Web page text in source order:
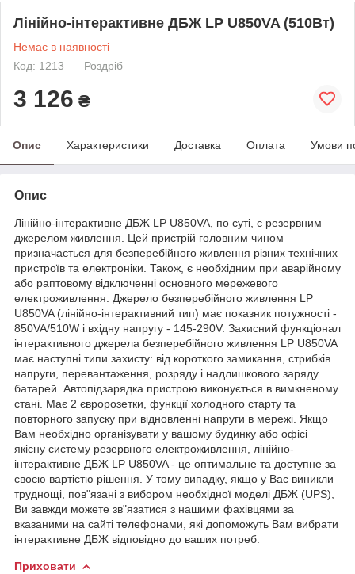
Лінійно-інтерактивне ДБЖ LP U850VA (510Вт)
Немає в наявності
Код: 1213
Роздріб
3 126 ₴
Опис Характеристики Доставка Оплата Умови
Опис
Лінійно-інтерактивне ДБЖ LP U850VA, по суті, є резервним
джерелом живлення. Цей пристрій головним чином
призначається для безперебійного живлення різних технічних
пристроїв та електроніки. Також, є необхідним при аварійному
або раптовому відключенні основного мережевого
електроживлення. Джерело безперебійного живлення LP
U850VA (лінійно-інтерактивний тип) має показник потужності -
850VA/510W і вхідну напругу - 145-290V. Захисний функціонал
інтерактивного джерела безперебійного живлення LP U850VA
має наступні типи захисту: від короткого замикання, стрибків
напруги, перевантаження, розряду і надлишкового заряду
батарей. Автопідзарядка пристрою виконується в вимкненому
стані. Має 2 євророзетки, функції холодного старту та
повторного запуску при відновленні напруги в мережі. Якщо
Вам необхідно організувати у вашому будинку або офісі
якісну систему резервного електроживлення, лінійно-
інтерактивне ДБЖ LP U850VA - це оптимальне та доступне за
своєю вартістю рішення. У тому випадку, якщо у Вас виникли
труднощі, пов"язані з вибором необхідної моделі ДБЖ (UPS),
Ви завжди можете зв"язатися з нашими фахівцями за
вказаними на сайті телефонами, які допоможуть Вам вибрати
інтерактивне ДБЖ відповідно до ваших потреб.
Приховати